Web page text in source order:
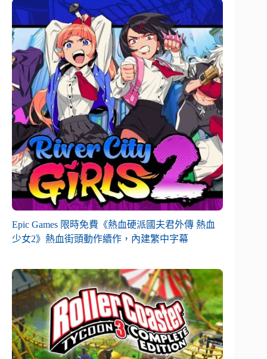
Epic Games 限時免費《熱血硬派國夫君外傳 熱血
少女2》熱血街頭動作續作，內建繁中字幕